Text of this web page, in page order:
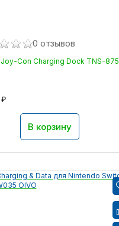
0 отзывов
Con Charging Dock TNS-875
₽
В корзину